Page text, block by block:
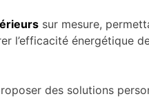
sur mesure,
l’efficacité énergétique
des solutions